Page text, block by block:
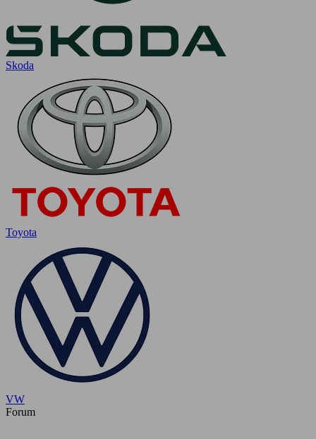
Skoda
Toyota
VW
Forum